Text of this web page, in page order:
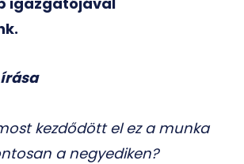
kezdődött el ez a munka
a negyediken?